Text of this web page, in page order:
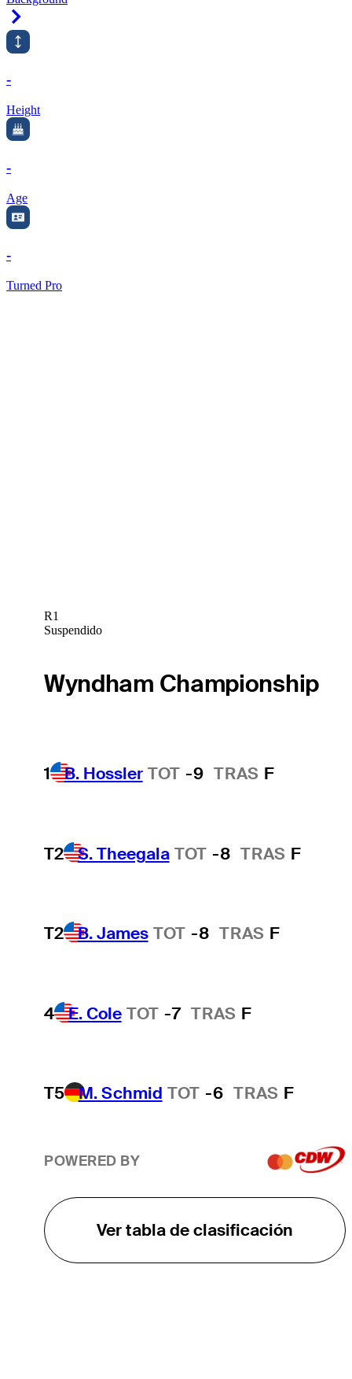
-
Height
-
Age
-
Turned Pro
R1
Suspendido
Wyndham Championship
1 B. Hossler TOT -9 TRAS F
T2 S. Theegala TOT -8 TRAS F
T2 B. James TOT -8 TRAS F
4 E. Cole TOT -7 TRAS F
T5 M. Schmid TOT -6 TRAS F
POWERED BY
Ver tabla de clasificación